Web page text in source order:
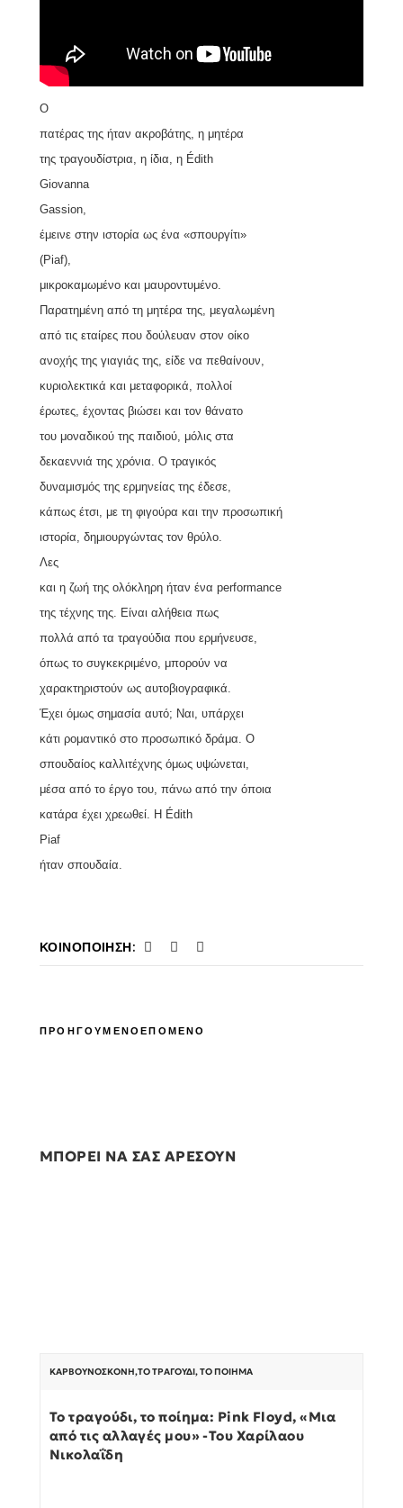
Ο
πατέρας της ήταν ακροβάτης, η μητέρα
της τραγουδίστρια, η ίδια, η Édith
Giovanna
Gassion,
έμεινε στην ιστορία ως ένα «σπουργίτι»
(Piaf),
μικροκαμωμένο και μαυροντυμένο.
Παρατημένη από τη μητέρα της, μεγαλωμένη
από τις εταίρες που δούλευαν στον οίκο
ανοχής της γιαγιάς της, είδε να πεθαίνουν,
κυριολεκτικά και μεταφορικά, πολλοί
έρωτες, έχοντας βιώσει και τον θάνατο
του μοναδικού της παιδιού, μόλις στα
δεκαεννιά της χρόνια. Ο τραγικός
δυναμισμός της ερμηνείας της έδεσε,
κάπως έτσι, με τη φιγούρα και την προσωπική
ιστορία, δημιουργώντας τον θρύλο.
Λες
και η ζωή της ολόκληρη ήταν ένα performance
της τέχνης της. Είναι αλήθεια πως
πολλά από τα τραγούδια που ερμήνευσε,
όπως το συγκεκριμένο, μπορούν να
χαρακτηριστούν ως αυτοβιογραφικά.
Έχει όμως σημασία αυτό; Ναι, υπάρχει
κάτι ρομαντικό στο προσωπικό δράμα. Ο
σπουδαίος καλλιτέχνης όμως υψώνεται,
μέσα από το έργο του, πάνω από την όποια
κατάρα έχει χρεωθεί. Η Édith
Piaf
ήταν σπουδαία.
ΚΟΙΝΟΠΟΊΗΣΗ:
ΠΡΟΗΓΟΥΜΕΝΟΕΠΟΜΕΝΟ
ΜΠΟΡΕΙ ΝΑ ΣΑΣ ΑΡΕΣΟΥΝ
ΚΑΡΒΟΥΝΌΣΚΟΝΗ,ΤΟ ΤΡΑΓΟΎΔΙ, ΤΟ ΠΟΊΗΜΑ
Το τραγούδι, το ποίημα: Pink Floyd, «Μια
από τις αλλαγές μου» -Του Χαρίλαου
Νικολαΐδη